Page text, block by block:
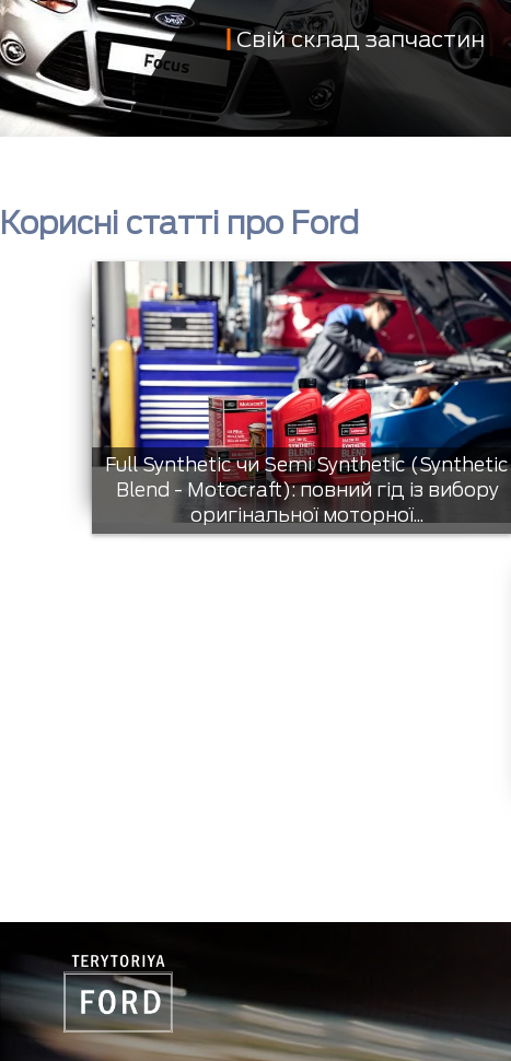
Свій склад запчастин
Корисні статті про Ford
Full Synthetic чи Semi Synthetic (Synthetic
Blend - Motocraft): повний гід із вибору
оригінальної моторної...